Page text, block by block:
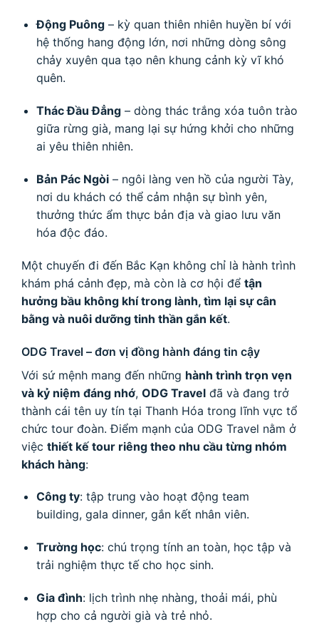
Động Puông– kỳ quan thiên nhiên huyền bí với
hệ thống hang động lớn, nơi những dòng sông
chảy xuyên qua tạo nên khung cảnh kỳ vĩ khó
quên.
Thác Đầu Đẳng– dòng thác trắng xóa tuôn trào
giữa rừng già, mang lại sự hứng khởi cho những
ai yêu thiên nhiên.
Bản Pác Ngòi– ngôi làng ven hồ của người Tày,
nơi du khách có thể cảm nhận sự bình yên,
thưởng thức ẩm thực bản địa và giao lưu văn
hóa độc đáo.
Một chuyến đi đến Bắc Kạn không chỉ là hành trình
khám phá cảnh đẹp, mà còn là cơ hội để tận
hưởng bầu không khí trong lành, tìm lại sự cân
bằng và nuôi dưỡng tinh thần gắn kết.
ODG Travel – đơn vị đồng hành đáng tin cậy
Với sứ mệnh mang đến những hành trình trọn vẹn
và kỷ niệm đáng nhớ, ODG Travel đã và đang trở
thành cái tên uy tín tại Thanh Hóa trong lĩnh vực tổ
chức tour đoàn. Điểm mạnh của ODG Travel nằm ở
việc thiết kế tour riêng theo nhu cầu từng nhóm
khách hàng:
Công ty: tập trung vào hoạt động team
building, gala dinner, gắn kết nhân viên.
Trường học: chú trọng tính an toàn, học tập và
trải nghiệm thực tế cho học sinh.
Gia đình: lịch trình nhẹ nhàng, thoải mái, phù
hợp cho cả người già và trẻ nhỏ.